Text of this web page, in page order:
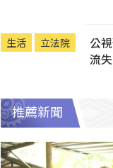
生活 立法院
公
流
推薦新聞